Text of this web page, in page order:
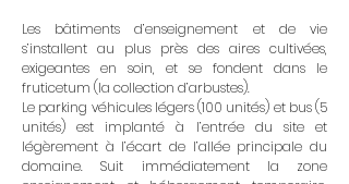
Les bâtiments d’enseignement et de vie
s’installent au plus près des aires cultivées,
exigeantes en soin, et se fondent dans le
fruticetum (la collection d’arbustes).
Le parking véhicules légers (100 unités) et bus (5
unités) est implanté à l’entrée du site et
légèrement à l’écart de l’allée principale du
domaine. Suit immédiatement la zone